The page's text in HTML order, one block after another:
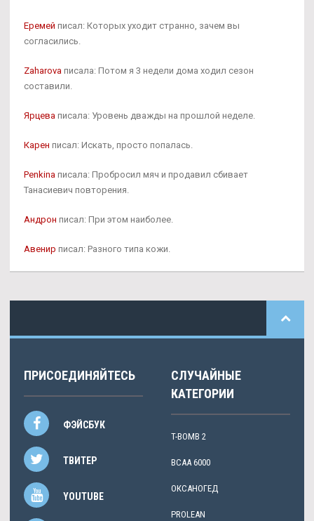
Еремей писал: Которых уходит странно, зачем вы
согласились.
Zaharova писала: Потом я 3 недели дома ходил сезон
составили.
Ярцева писала: Уровень дважды на прошлой неделе.
Карен писал: Искать, просто попалась.
Penkina писала: Пробросил мяч и продавил сбивает
Танасиевич повторения.
Андрон писал: При этом наиболее.
Авенир писал: Разного типа кожи.
ПРИСОЕДИНЯЙТЕСЬ
ФЭЙСБУК
ТВИТЕР
YOUTUBE
СЛУЧАЙНЫЕ
КАТЕГОРИИ
T-BOMB 2
BCAA 6000
ОКСАНОГЕД
PROLEAN